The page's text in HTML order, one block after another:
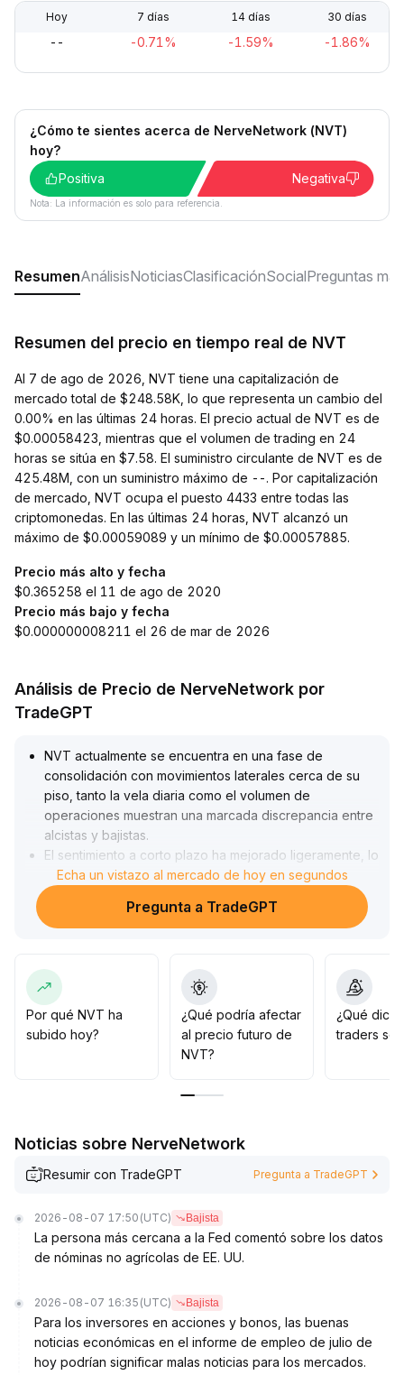
Hoy 7 días 14 días 30 días
-- -0.71% -1.59% -1.86%
¿Cómo te sientes acerca de NerveNetwork (NVT)
hoy?
Positiva
Negativa
Nota: La información es solo para referencia.
ResumenAnálisisNoticiasClasificaciónSocialPreguntas
Resumen del precio en tiempo real de NVT
Al 7 de ago de 2026, NVT tiene una capitalización de
mercado total de $248.58K, lo que representa un cambio del
0.00% en las últimas 24 horas. El precio actual de NVT es de
$0.00058423, mientras que el volumen de trading en 24
horas se sitúa en $7.58. El suministro circulante de NVT es de
425.48M, con un suministro máximo de --. Por capitalización
de mercado, NVT ocupa el puesto 4433 entre todas las
criptomonedas. En las últimas 24 horas, NVT alcanzó un
máximo de $0.00059089 y un mínimo de $0.00057885.
Precio más alto y fecha
$0.365258 el 11 de ago de 2020
Precio más bajo y fecha
$0.000000008211 el 26 de mar de 2026
Análisis de Precio de NerveNetwork por
TradeGPT
NVT actualmente se encuentra en una fase de
consolidación con movimientos laterales cerca de su
piso, tanto la vela diaria como el volumen de
operaciones muestran una marcada discrepancia entre
alcistas y bajistas.
El sentimiento a corto plazo ha mejorado ligeramente, lo
cual impulsa algunas compras de prueba, pero existe
una resistencia importante en la zona de 0
se recomienda mantener una posición baja, ajustar
dinámicamente el portafolio y seguir de cerca tanto los
cambios en el volumen como las señales de ruptura
efectiva.
Controlar estrictamente el riesgo y aumentar la
Echa un vistazo al mercado de hoy en segundos
Pregunta a TradeGPT
Por qué NVT ha
subido hoy?
¿Qué podría afectar
al precio futuro de
NVT?
¿Qué
traders
Noticias sobre NerveNetwork
Resumir con TradeGPT Pregunta a TradeGPT
2026-08-07 17:50 (UTC) Bajista
La persona más cercana a la Fed comentó sobre los datos
de nóminas no agrícolas de EE. UU.
2026-08-07 16:35 (UTC) Bajista
Para los inversores en acciones y bonos, las buenas
noticias económicas en el informe de empleo de julio de
hoy podrían significar malas noticias para los mercados.